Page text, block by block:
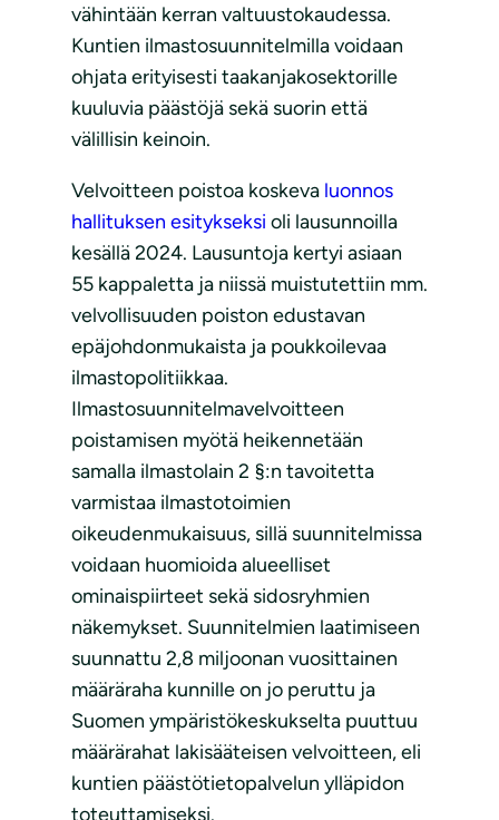
vähintään kerran valtuustokaudessa.
Kuntien ilmastosuunnitelmilla voidaan
ohjata erityisesti taakanjakosektorille
kuuluvia päästöjä sekä suorin että
välillisin keinoin.
Velvoitteen poistoa koskeva luonnos
hallituksen esitykseksi oli lausunnoilla
kesällä 2024. Lausuntoja kertyi asiaan
55 kappaletta ja niissä muistutettiin mm.
velvollisuuden poiston edustavan
epäjohdonmukaista ja poukkoilevaa
ilmastopolitiikkaa.
Ilmastosuunnitelmavelvoitteen
poistamisen myötä heikennetään
samalla ilmastolain 2 §:n tavoitetta
varmistaa ilmastotoimien
oikeudenmukaisuus, sillä suunnitelmissa
voidaan huomioida alueelliset
ominaispiirteet sekä sidosryhmien
näkemykset. Suunnitelmien laatimiseen
suunnattu 2,8 miljoonan vuosittainen
määräraha kunnille on jo peruttu ja
Suomen ympäristökeskukselta puuttuu
määrärahat lakisääteisen velvoitteen, eli
kuntien päästötietopalvelun ylläpidon
toteuttamiseksi.